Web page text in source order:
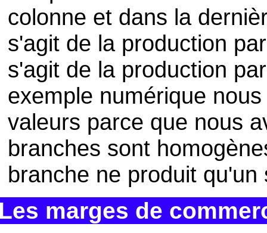
colonne et dans la
s'agit de la production
s'agit de la production
exemple numérique
valeurs parce que nous
branches sont
branche ne produit qu'un
marges de